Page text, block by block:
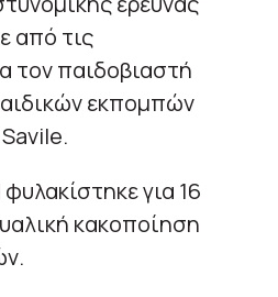
από τις
τον παιδοβιαστή
εκπομπών
για 16
κακοποίηση